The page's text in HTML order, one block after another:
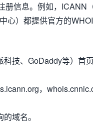
信息。例如，ICANN
）都提供官方的
技、GoDaddy等）首
，
域名。